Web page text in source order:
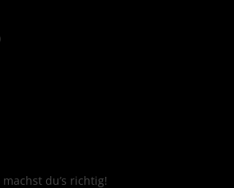
du’s richtig!